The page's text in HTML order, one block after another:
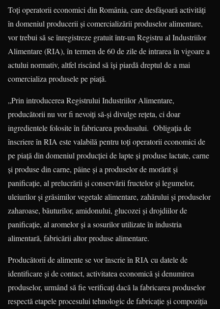
Toţi operatorii economici din România, care desfăşoară activităţi
în domeniul pro­ducerii şi comercializării produselor alimen­tare,
vor trebui să se înregistreze gratuit într-un Registru al Industriilor
Alimentare (RIA), în termen de 60 de zile de intrarea în vigoare a
actului normativ, altfel riscând să îşi piardă dreptul de a mai
comercializa produsele pe piaţă.
„Prin introducerea Registrului Industrii­lor Alimentare,
producătorii nu vor fi nevoiţi să-şi divulge reţeta, ci doar
ingredientele folosite în fabricarea produsului. Obligaţia de
înscriere în RIA este valabilă pentru toţi operatorii economici de
pe piaţă din domeniul producţiei de lapte şi produse lactate, carne
şi produse din carne, pâine şi a produselor de morărit şi
panificaţie, al prelucrării şi conservării fruc­telor şi legumelor,
uleiurilor şi grăsimilor vegetale alimentare, zahărului şi produselor
zaharoase, băuturilor, amidonului, glucozei şi drojdiilor de
panificaţie, al aromelor şi a sosurilor utilizate în industria
alimentară, fabricării altor produse alimentare.
Producătorii de alimente se vor înscrie în RIA cu datele de
identificare şi de contact, activitatea economică şi denumirea
produselor, urmând să fie verificaţi dacă la fabricarea produselor
respectă etapele procesului tehnologic de fabricaţie şi compoziţia